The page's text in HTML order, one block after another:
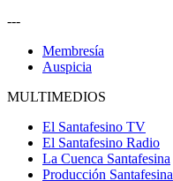
---
Membresía
Auspicia
MULTIMEDIOS
El Santafesino TV
El Santafesino Radio
La Cuenca Santafesina
Producción Santafesina